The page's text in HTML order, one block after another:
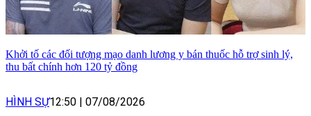
Khởi tố các đối tượng mạo danh lương y bán thuốc hỗ trợ sinh lý,
thu bất chính hơn 120 tỷ đồng
HÌNH SỰ12:50 | 07/08/2026